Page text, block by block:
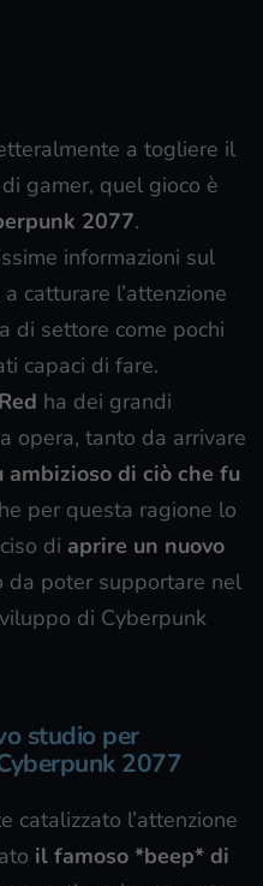
a togliere il
gamer, quel gioco è
2077.
informazioni sul
catturare l’attenzione
di settore come pochi
capaci di fare.
ha dei grandi
opera, tanto da arrivare
di ciò che fu
per questa ragione lo
di aprire un nuovo
da poter supportare nel
di Cyberpunk
studio per
2077
catalizzato l’attenzione
il famoso *beep* di